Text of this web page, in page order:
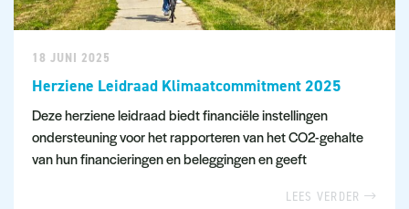
18 JUNI 2025
Herziene Leidraad Klimaatcommitment 2025
Deze herziene leidraad biedt financiële instellingen
ondersteuning voor het rapporteren van het CO2-gehalte
van hun financieringen en beleggingen en geeft
LEES VERDER